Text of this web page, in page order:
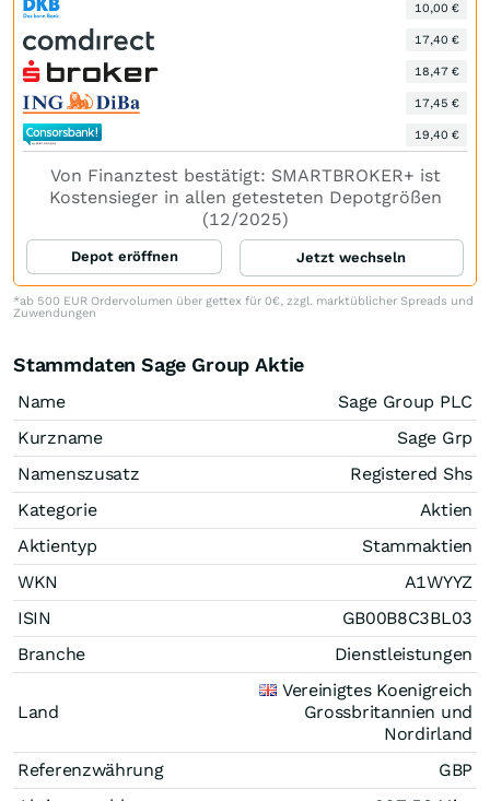
10,00 €
17,40 €
18,47 €
17,45 €
19,40 €
Von Finanztest bestätigt: SMARTBROKER+ ist
Kostensieger in allen getesteten Depotgrößen
(12/2025)
Depot eröffnen Jetzt wechseln
*ab 500 EUR Ordervolumen über gettex für 0€, zzgl. marktüblicher Spreads und
Zuwendungen
Stammdaten Sage Group Aktie
Name
Sage Group PLC
Kurzname
Sage Grp
Namenszusatz
Registered Shs
Kategorie
Aktien
Aktientyp
Stammaktien
WKN
A1WYYZ
ISIN
GB00B8C3BL03
Branche
Dienstleistungen
Land
Vereinigtes Koenigreich
Grossbritannien und
Nordirland
Referenzwährung
GBP